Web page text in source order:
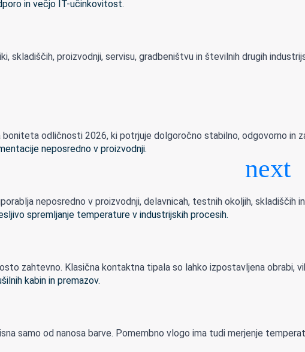
proizvodnji, servisu, gradbeništvu in številnih drugih
odličnosti 2026, ki potrjuje dolgoročno stabilno, odgovorno in
neposredno v proizvodnji, delavnicah, testnih okoljih, skladiščih
zahtevno. Klasična kontaktna tipala so lahko izpostavljena obrabi,
samo od nanosa barve. Pomembno vlogo ima tudi merjenje